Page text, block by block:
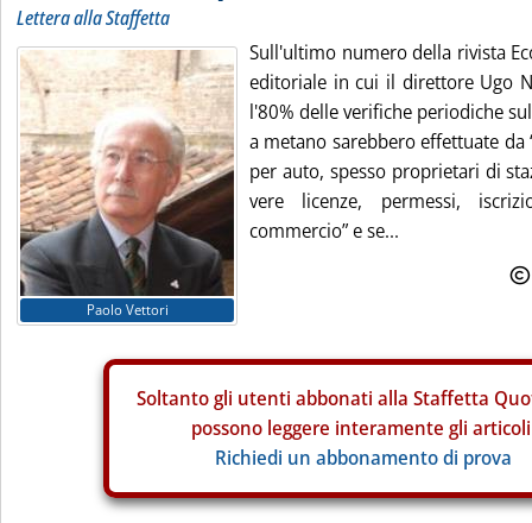
Lettera alla Staffetta
Paolo Vettori
Sull'ultimo numero della rivista
editoriale in cui il direttore Ugo
l'80% delle verifiche periodiche
a metano sarebbero effettuate
per auto, spesso proprietari di
vere licenze, permessi,
commercio” e se...
Soltanto gli utenti abbonati alla Staffetta
possono leggere interamente gli
Richiedi un abbonamento di prova